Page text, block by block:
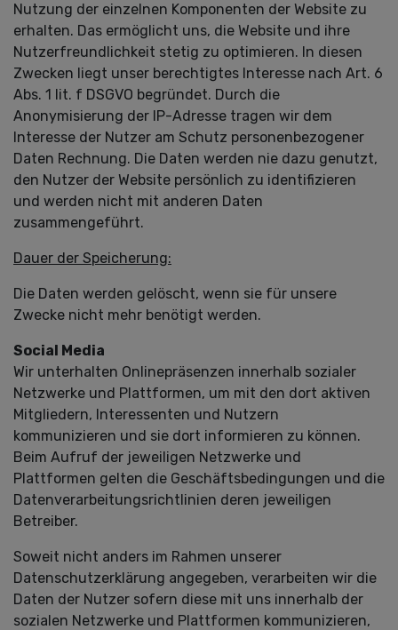
Nutzung der einzelnen Komponenten der Website zu
erhalten. Das ermöglicht uns, die Website und ihre
Nutzerfreundlichkeit stetig zu optimieren. In diesen
Zwecken liegt unser berechtigtes Interesse nach Art. 6
Abs. 1 lit. f DSGVO begründet. Durch die
Anonymisierung der IP-Adresse tragen wir dem
Interesse der Nutzer am Schutz personenbezogener
Daten Rechnung. Die Daten werden nie dazu genutzt,
den Nutzer der Website persönlich zu identifizieren
und werden nicht mit anderen Daten
zusammengeführt.
Dauer der Speicherung:
Die Daten werden gelöscht, wenn sie für unsere
Zwecke nicht mehr benötigt werden.
Social Media
Wir unterhalten Onlinepräsenzen innerhalb sozialer
Netzwerke und Plattformen, um mit den dort aktiven
Mitgliedern, Interessenten und Nutzern
kommunizieren und sie dort informieren zu können.
Beim Aufruf der jeweiligen Netzwerke und
Plattformen gelten die Geschäftsbedingungen und die
Datenverarbeitungsrichtlinien deren jeweiligen
Betreiber.
Soweit nicht anders im Rahmen unserer
Datenschutzerklärung angegeben, verarbeiten wir die
Daten der Nutzer sofern diese mit uns innerhalb der
sozialen Netzwerke und Plattformen kommunizieren,